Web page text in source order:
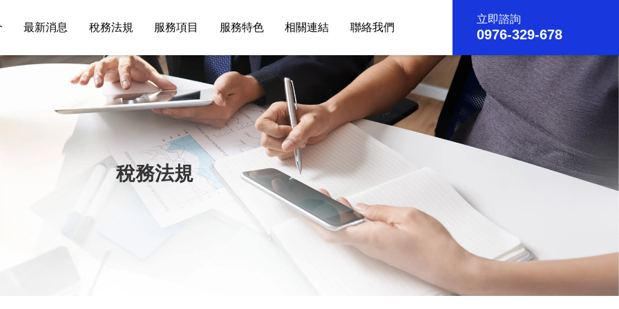
最新消息 稅務法規 服務項目 服務特色 相關連結 聯絡我們
立即諮詢
0976-329-678
稅務法規